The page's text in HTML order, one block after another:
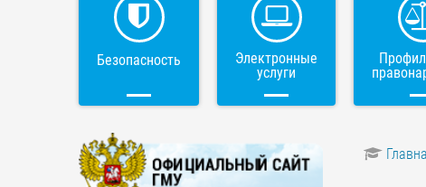
Безопасность
Электронные
услуги